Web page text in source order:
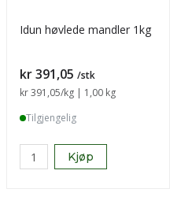
Idun høvlede mandler 1kg
Pris
kr 391,05 /stk
Sammenligning pris
kr 391,05/kg | 1,00 kg
Tilgjengelig
Kjøp